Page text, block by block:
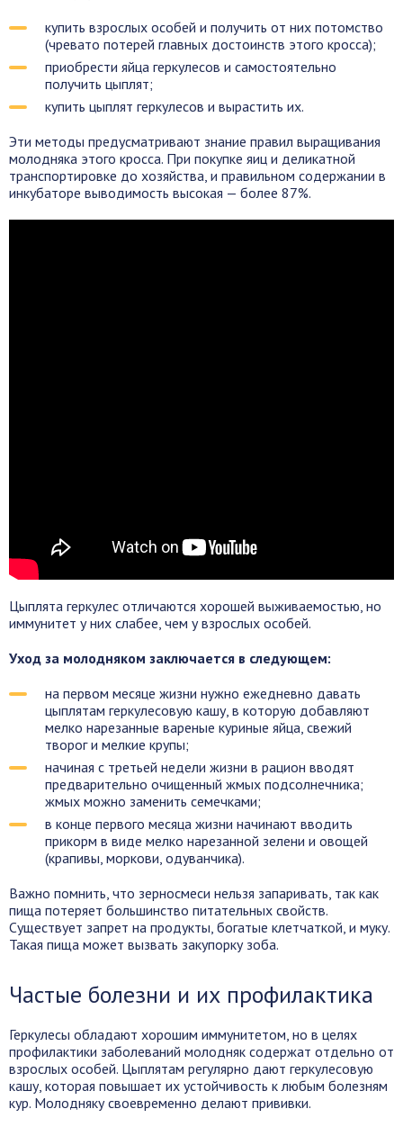
купить взрослых особей и получить от них потомство
(чревато потерей главных достоинств этого кросса);
приобрести яйца геркулесов и самостоятельно
получить цыплят;
купить цыплят геркулесов и вырастить их.
Эти методы предусматривают знание правил выращивания
молодняка этого кросса. При покупке яиц и деликатной
транспортировке до хозяйства, и правильном содержании в
инкубаторе выводимость высокая — более 87%.
Цыплята геркулес отличаются хорошей выживаемостью, но
иммунитет у них слабее, чем у взрослых особей.
Уход за молодняком заключается в следующем:
на первом месяце жизни нужно ежедневно давать
цыплятам геркулесовую кашу, в которую добавляют
мелко нарезанные вареные куриные яйца, свежий
творог и мелкие крупы;
начиная с третьей недели жизни в рацион вводят
предварительно очищенный жмых подсолнечника;
жмых можно заменить семечками;
в конце первого месяца жизни начинают вводить
прикорм в виде мелко нарезанной зелени и овощей
(крапивы, моркови, одуванчика).
Важно помнить, что зерносмеси нельзя запаривать, так как
пища потеряет большинство питательных свойств.
Существует запрет на продукты, богатые клетчаткой, и муку.
Такая пища может вызвать закупорку зоба.
Частые болезни и их профилактика
Геркулесы обладают хорошим иммунитетом, но в целях
профилактики заболеваний молодняк содержат отдельно от
взрослых особей. Цыплятам регулярно дают геркулесовую
кашу, которая повышает их устойчивость к любым болезням
кур. Молодняку своевременно делают прививки.